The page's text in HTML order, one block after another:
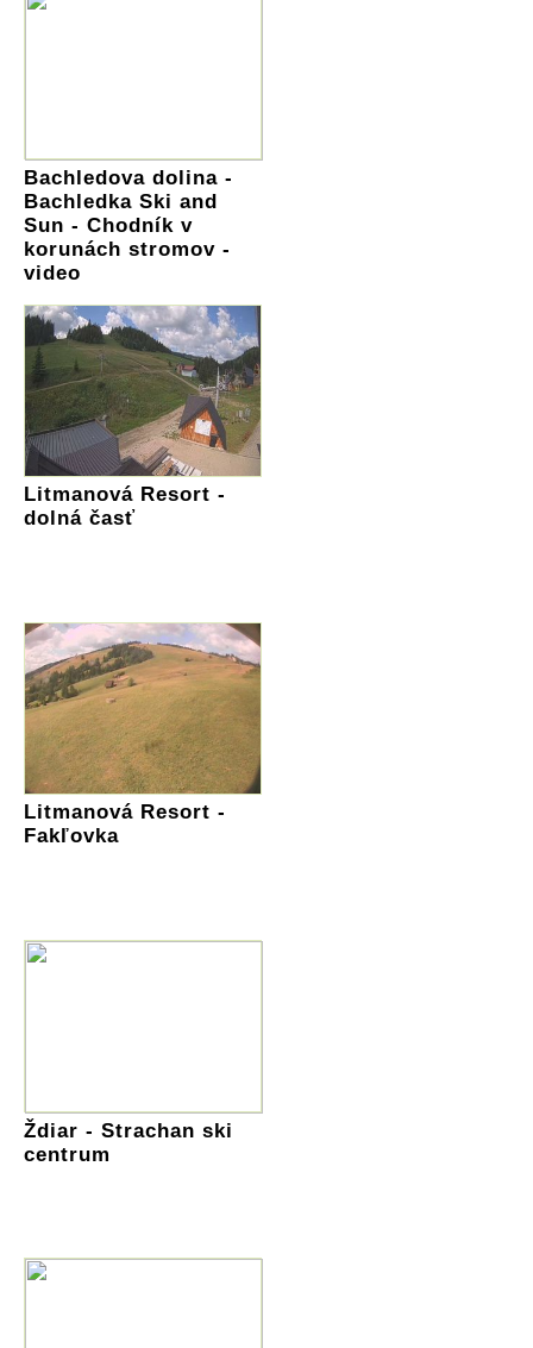
Bachledova dolina -
Bachledka Ski and
Sun - Chodník v
korunách stromov -
video
Litmanová Resort -
dolná časť
Litmanová Resort -
Fakľovka
Ždiar - Strachan ski
centrum